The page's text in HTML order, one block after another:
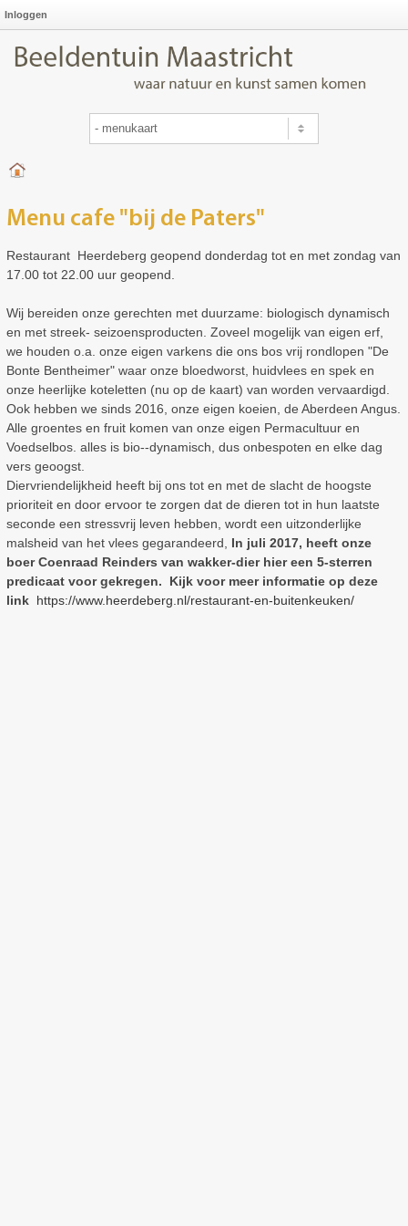
Inloggen
Menu cafe "bij de Paters"
Restaurant Heerdeberg geopend donderdag tot en met zondag van
17.00 tot 22.00 uur geopend.
Wij bereiden onze gerechten met duurzame: biologisch dynamisch
en met streek- seizoensproducten. Zoveel mogelijk van eigen erf,
we houden o.a. onze eigen varkens die ons bos vrij rondlopen "De
Bonte Bentheimer" waar onze bloedworst, huidvlees en spek en
onze heerlijke koteletten (nu op de kaart) van worden vervaardigd.
Ook hebben we sinds 2016, onze eigen koeien, de Aberdeen Angus.
Alle groentes en fruit komen van onze eigen Permacultuur en
Voedselbos. alles is bio--dynamisch, dus onbespoten en elke dag
vers geoogst.
Diervriendelijkheid heeft bij ons tot en met de slacht de hoogste
prioriteit en door ervoor te zorgen dat de dieren tot in hun laatste
seconde een stressvrij leven hebben, wordt een uitzonderlijke
malsheid van het vlees gegarandeerd, In juli 2017, heeft onze
boer Coenraad Reinders van wakker-dier hier een 5-sterren
predicaat voor gekregen.​ Kijk voor meer informatie op deze
link https://www.heerdeberg.nl/restaurant-en-buitenkeuken/